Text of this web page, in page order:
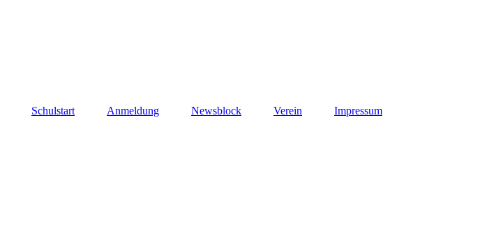
Schulstart Anmeldung Newsblock Verein Impressum